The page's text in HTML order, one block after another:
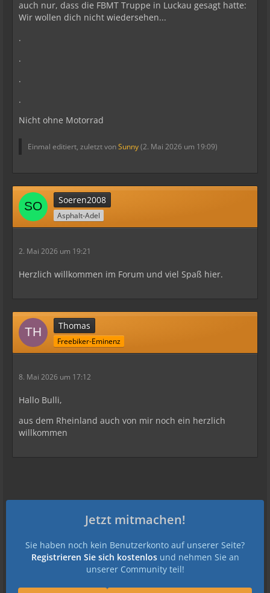
auch nur, dass die FBMT Truppe in Luckau gesagt hatte:
Wir wollen dich nicht wiedersehen...
.
.
.
.
Nicht ohne Motorrad
Einmal editiert, zuletzt vonSunny(2. Mai 2026 um 19:09)
Soeren2008
Asphalt-Adel
2. Mai 2026 um 19:21
Herzlich willkommen im Forum und viel Spaß hier.
Thomas
Freebiker-Eminenz
8. Mai 2026 um 17:12
Hallo Bulli,
aus dem Rheinland auch von mir noch ein herzlich
willkommen
Jetzt mitmachen!
Sie haben noch kein Benutzerkonto auf unserer Seite?
Registrieren Sie sich kostenlosund nehmen Sie an
unserer Community teil!